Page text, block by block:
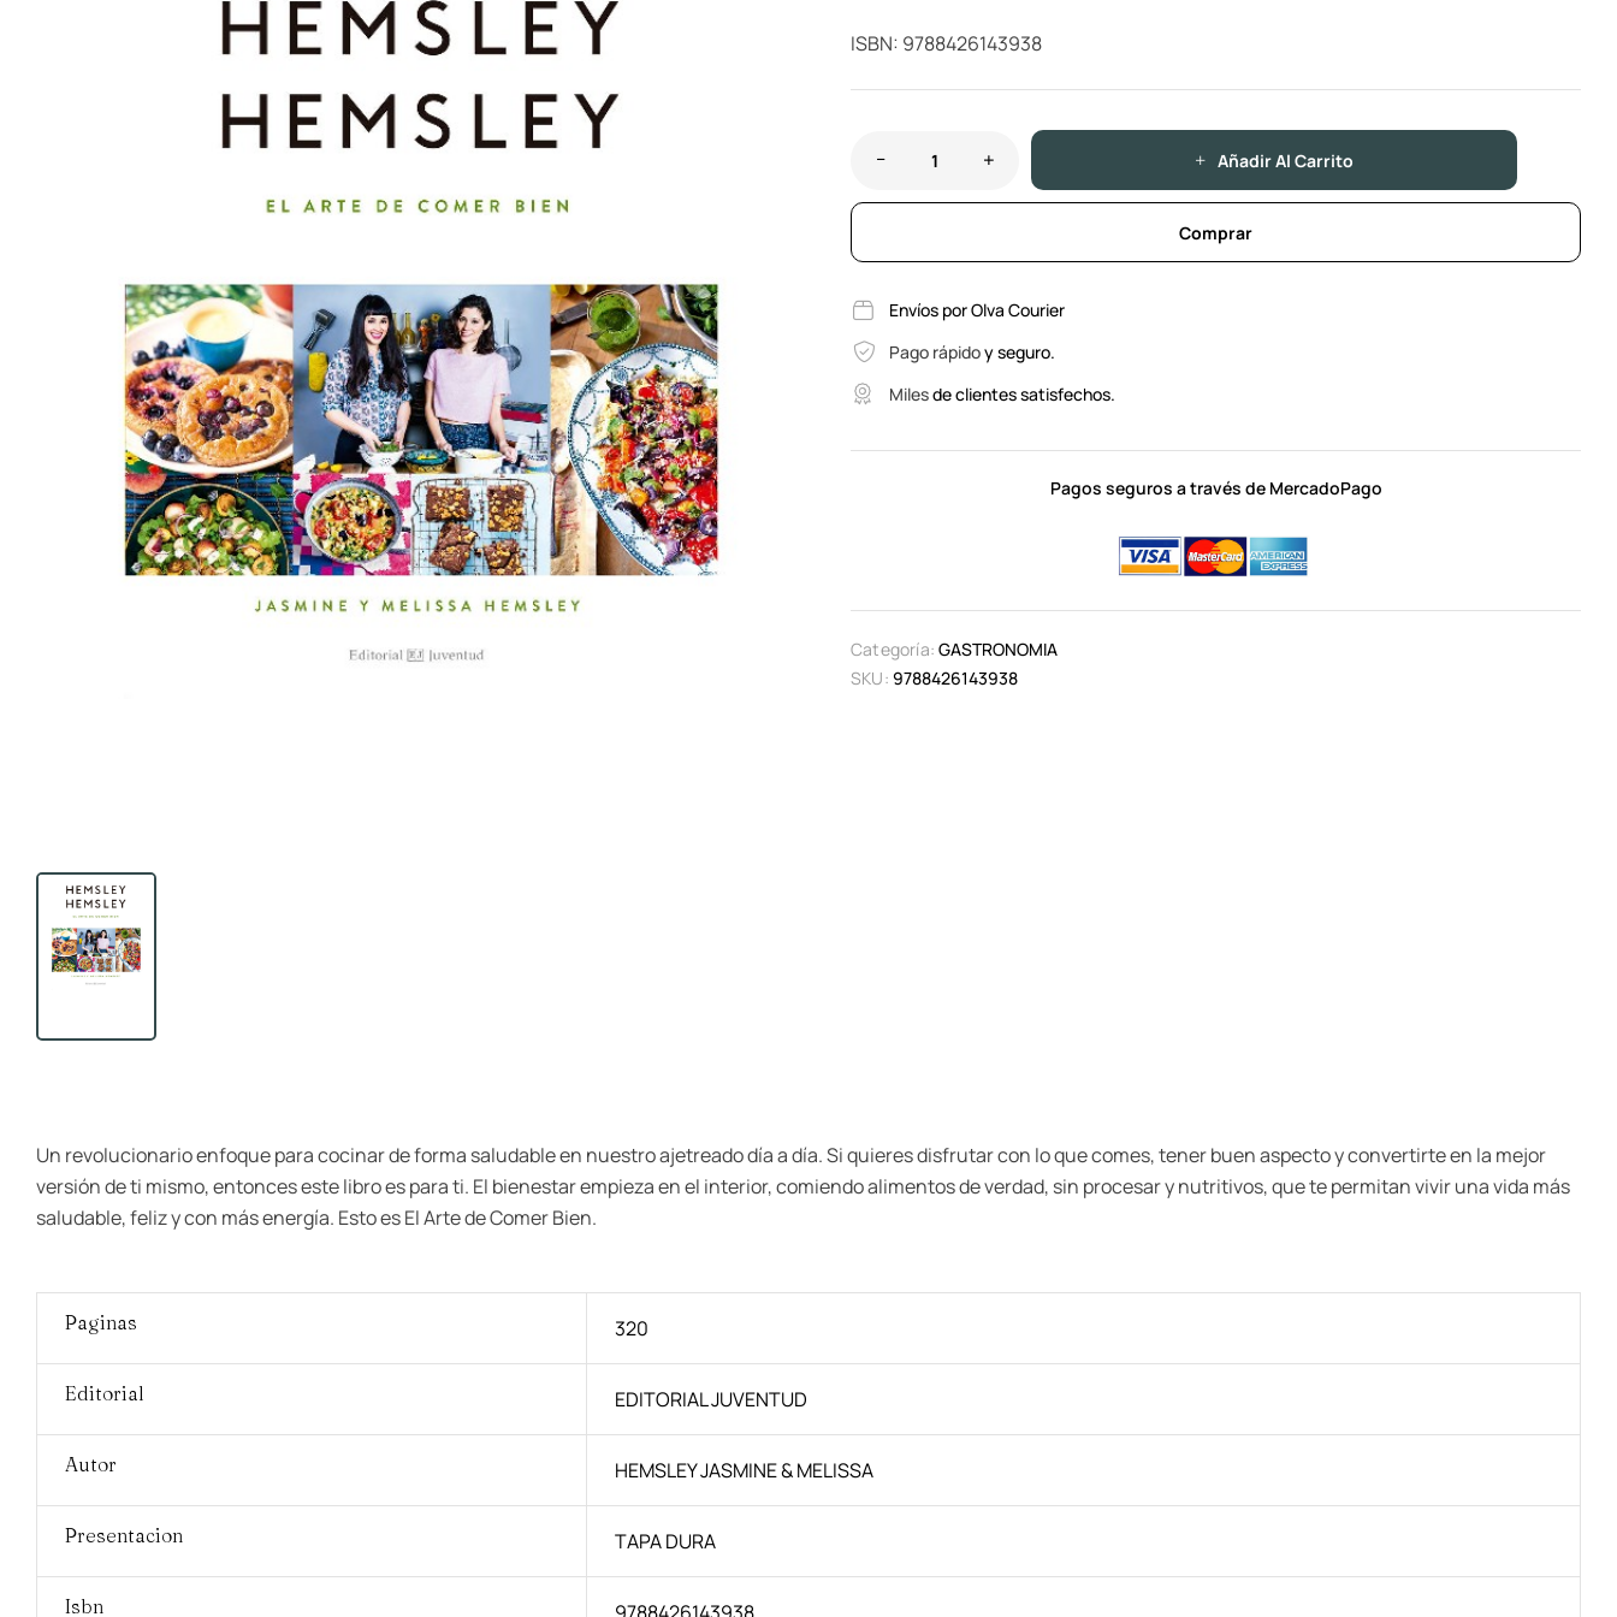
ISBN: 9788426143938
Añadir Al Carrito
Comprar
Envíos por Olva Courier
Pago rápidoy seguro.
Milesde clientes satisfechos.
Pagos seguros a través de MercadoPago
Categoría: GASTRONOMIA
SKU: 9788426143938
Un revolucionario enfoque para cocinar de forma saludable en nuestro ajetreado día a día. Si quieres disfrutar con lo que comes, tener buen aspecto y convertirte en la mejor
versión de ti mismo, entonces este libro es para ti. El bienestar empieza en el interior, comiendo alimentos de verdad, sin procesar y nutritivos, que te permitan vivir una vida más
saludable, feliz y con más energía. Esto es El Arte de Comer Bien.
Paginas 320
Editorial EDITORIAL JUVENTUD
Autor HEMSLEY JASMINE & MELISSA
Presentacion TAPA DURA
Isbn